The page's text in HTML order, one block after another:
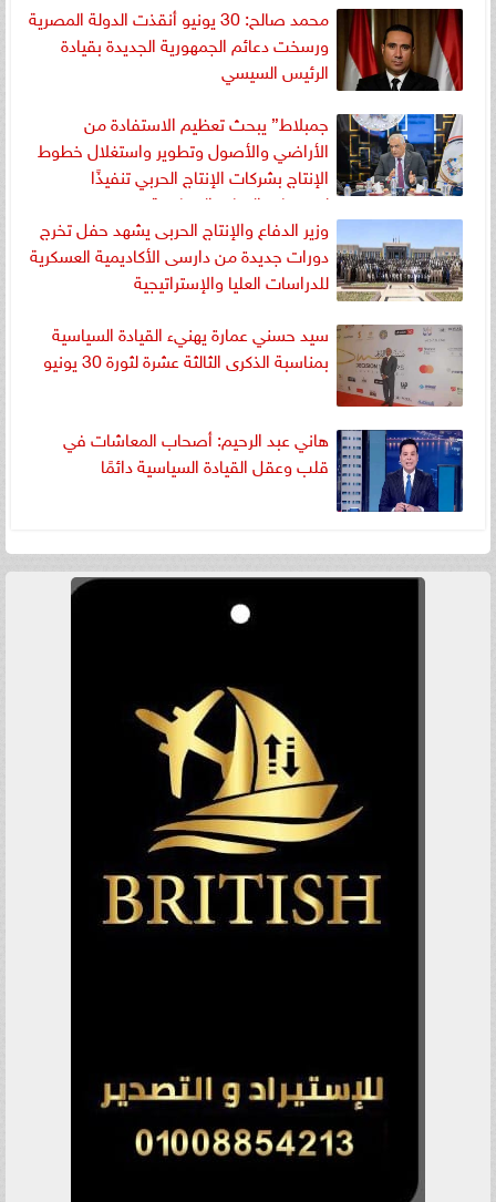
محمد صالح: 30 يونيو أنقذت الدولة المصرية
ورسخت دعائم الجمهورية الجديدة بقيادة
الرئيس السيسي
جمبلاط” يبحث تعظيم الاستفادة من
الأراضي والأصول وتطوير واستغلال خطوط
الإنتاج بشركات الإنتاج الحربي تنفيذًا
لتوجيهات القيادة السياسية
وزير الدفاع والإنتاج الحربى يشهد حفل تخرج
دورات جديدة من دارسى الأكاديمية العسكرية
للدراسات العليا والإستراتيجية
سيد حسني عمارة يهنيء القيادة السياسية
بمناسبة الذكرى الثالثة عشرة لثورة 30 يونيو
هاني عبد الرحيم: أصحاب المعاشات في
قلب وعقل القيادة السياسية دائمًا